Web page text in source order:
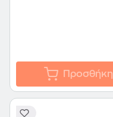
Προσθήκη